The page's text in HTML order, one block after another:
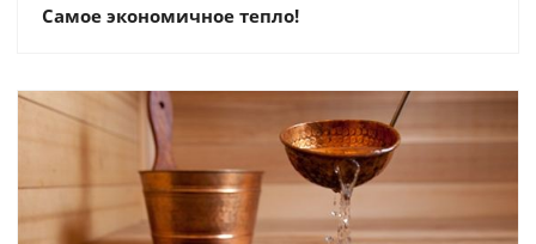
Самое экономичное тепло!